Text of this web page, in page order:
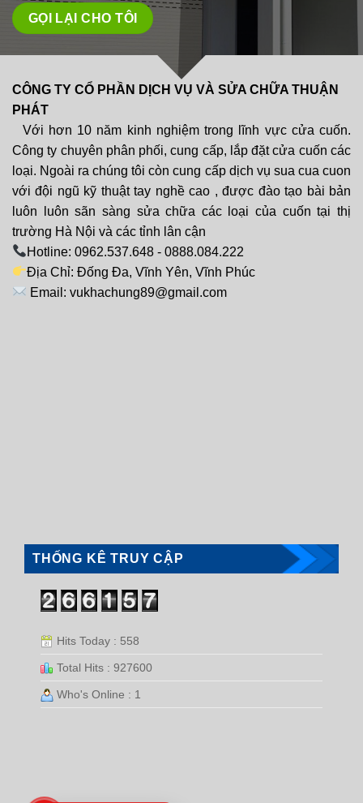
CÔNG TY CỔ PHẦN DỊCH VỤ VÀ SỬA CHỮA THUẬN
PHÁT
Với hơn 10 năm kinh nghiệm trong lĩnh vực cửa cuốn.
Công ty chuyên phân phối, cung cấp, lắp đặt cửa cuốn các
loại. Ngoài ra chúng tôi còn cung cấp dịch vụ sua cua cuon
với đội ngũ kỹ thuật tay nghề cao , được đào tạo bài bản
luôn luôn sãn sàng sửa chữa các loại của cuốn tại thị
trường Hà Nội và các tỉnh lân cận
Hotline: 0962.537.648 - 0888.084.222
Địa Chỉ: Đống Đa, Vĩnh Yên, Vĩnh Phúc
Email: vukhachung89@gmail.com
THỐNG KÊ TRUY CẬP
Hits Today : 558
Total Hits : 927600
Who's Online : 1